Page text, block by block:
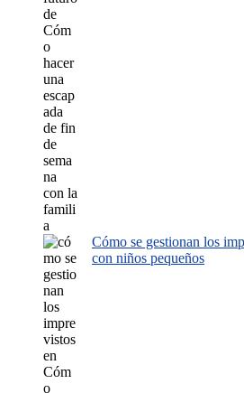
Cómo se gestionan los
con niños pequeños